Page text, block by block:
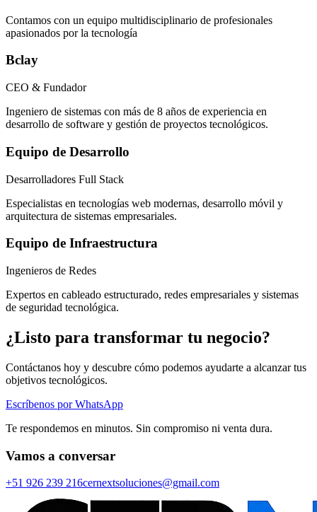
Contamos con un equipo multidisciplinario de profesionales
apasionados por la tecnología
Bclay
CEO & Fundador
Ingeniero de sistemas con más de 8 años de experiencia en
desarrollo de software y gestión de proyectos tecnológicos.
Equipo de Desarrollo
Desarrolladores Full Stack
Especialistas en tecnologías web modernas, desarrollo móvil y
arquitectura de sistemas empresariales.
Equipo de Infraestructura
Ingenieros de Redes
Expertos en cableado estructurado, redes empresariales y sistemas
de seguridad tecnológica.
¿Listo para transformar tu negocio?
Contáctanos hoy y descubre cómo podemos ayudarte a alcanzar tus
objetivos tecnológicos.
Escríbenos por WhatsApp
Te respondemos en minutos. Sin compromiso ni venta dura.
Vamos a conversar
+51 926 239 216cernextsoluciones@gmail.com